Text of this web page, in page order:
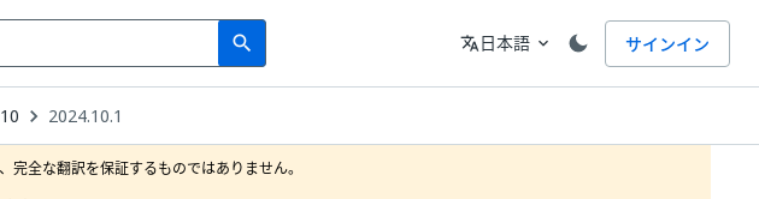
search
Search 言語
translate日本語 expand_more サインイン
2024.10.1
全な翻訳を保証するものではありません。